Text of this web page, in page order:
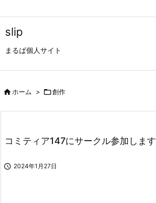
slip
まるぱ個人サイト
ホーム > 創作
コミティア147にサークル参加します
 2024年1月27日